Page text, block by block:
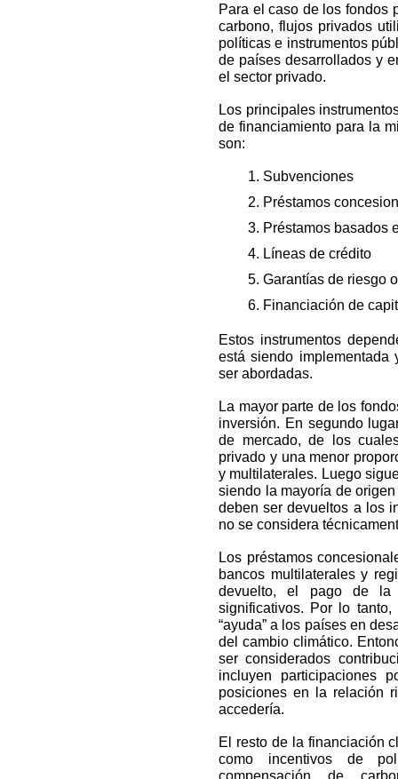
Para el caso de los fondos
carbono, flujos privados
políticas e instrumentos
de países desarrollados y
el sector privado.
Los principales
de financiamiento para la
son:
Subvenciones
Préstamos
Préstamos basados
Líneas de crédito
Garantías de riesgo
Financiación de
Estos instrumentos
está siendo implementada
ser abordadas.
La mayor parte de los
inversión. En segundo
de mercado, de los
privado y una menor
y multilaterales. Luego
siendo la mayoría de
deben ser devueltos a los
no se considera
Los préstamos
bancos multilaterales y
devuelto, el pago de la
significativos. Por lo
“ayuda” a los países en
del cambio climático.
ser considerados
incluyen participaciones
posiciones en la relación
accedería.
El resto de la financiación
como incentivos de
compensación de